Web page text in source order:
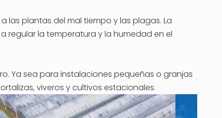
las plantas del mal tiempo y las plagas. La
regular la temperatura y la humedad en el
Ya sea para instalaciones pequeñas o granjas
viveros y cultivos estacionales.